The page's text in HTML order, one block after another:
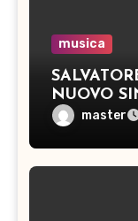
musica
NUOVO
master